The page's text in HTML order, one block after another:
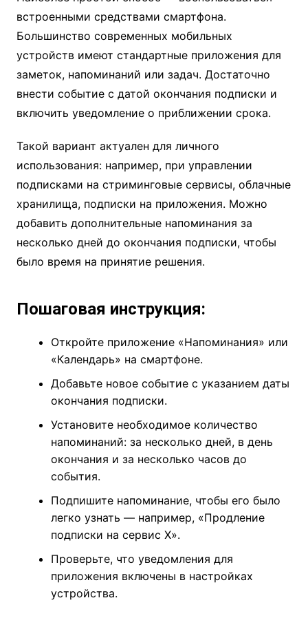
встроенными средствами смартфона.
Большинство современных мобильных
устройств имеют стандартные приложения для
заметок, напоминаний или задач. Достаточно
внести событие с датой окончания подписки и
включить уведомление о приближении срока.
Такой вариант актуален для личного
использования: например, при управлении
подписками на стриминговые сервисы, облачные
хранилища, подписки на приложения. Можно
добавить дополнительные напоминания за
несколько дней до окончания подписки, чтобы
было время на принятие решения.
Пошаговая инструкция:
Откройте приложение «Напоминания» или
«Календарь» на смартфоне.
Добавьте новое событие с указанием даты
окончания подписки.
Установите необходимое количество
напоминаний: за несколько дней, в день
окончания и за несколько часов до
события.
Подпишите напоминание, чтобы его было
легко узнать — например, «Продление
подписки на сервис X».
Проверьте, что уведомления для
приложения включены в настройках
устройства.